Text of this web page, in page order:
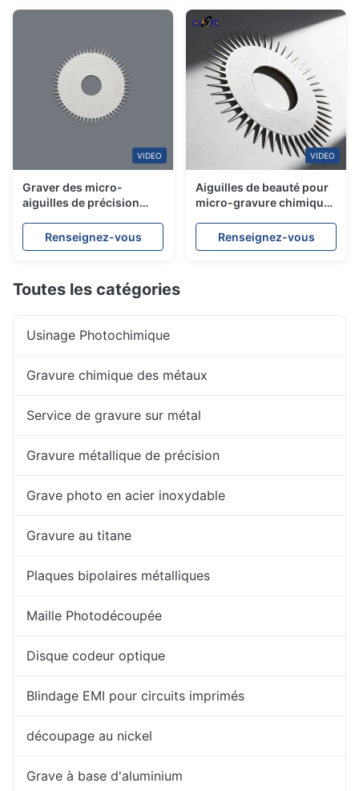
VIDEO
Graver des micro-
aiguilles de précision
bords tranchants ultra-
lisses pour les dispositifs
Renseignez-vous
VIDEO
Aiguilles de beauté pour
micro-gravure chimique
Cosmétiques Micro-
aiguilles
Renseignez-vous
Toutes les catégories
Usinage Photochimique
Gravure chimique des métaux
Service de gravure sur métal
Gravure métallique de précision
Grave photo en acier inoxydable
Gravure au titane
Plaques bipolaires métalliques
Maille Photodécoupée
Disque codeur optique
Blindage EMI pour circuits imprimés
découpage au nickel
Grave à base d'aluminium